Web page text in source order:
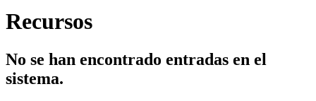
Recursos
No se han encontrado entradas en el
sistema.